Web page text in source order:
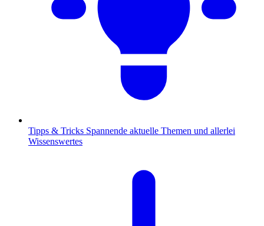
Tipps & Tricks Spannende aktuelle Themen und allerlei
Wissenswertes